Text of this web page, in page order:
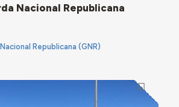
Nacional Republicana
Republicana (GNR)